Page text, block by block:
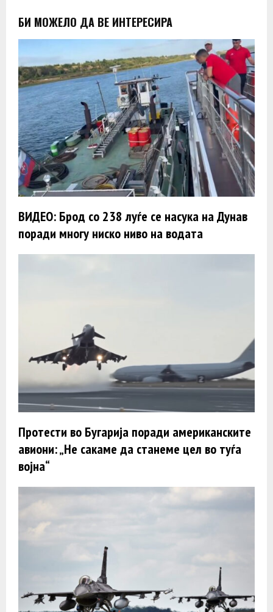
БИ МОЖЕЛО ДА ВЕ ИНТЕРЕСИРА
ВИДЕО: Брод со 238 луѓе се насука на Дунав
поради многу ниско ниво на водата
Протести во Бугарија поради американските
авиони: „Не сакаме да станеме цел во туѓа
војна“